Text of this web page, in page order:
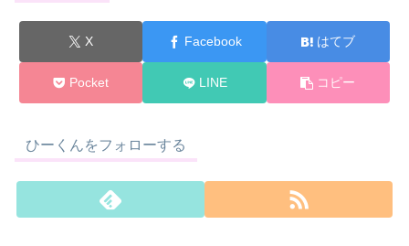
X Facebook はてブ
Pocket LINE コピー
ひーくんをフォローする